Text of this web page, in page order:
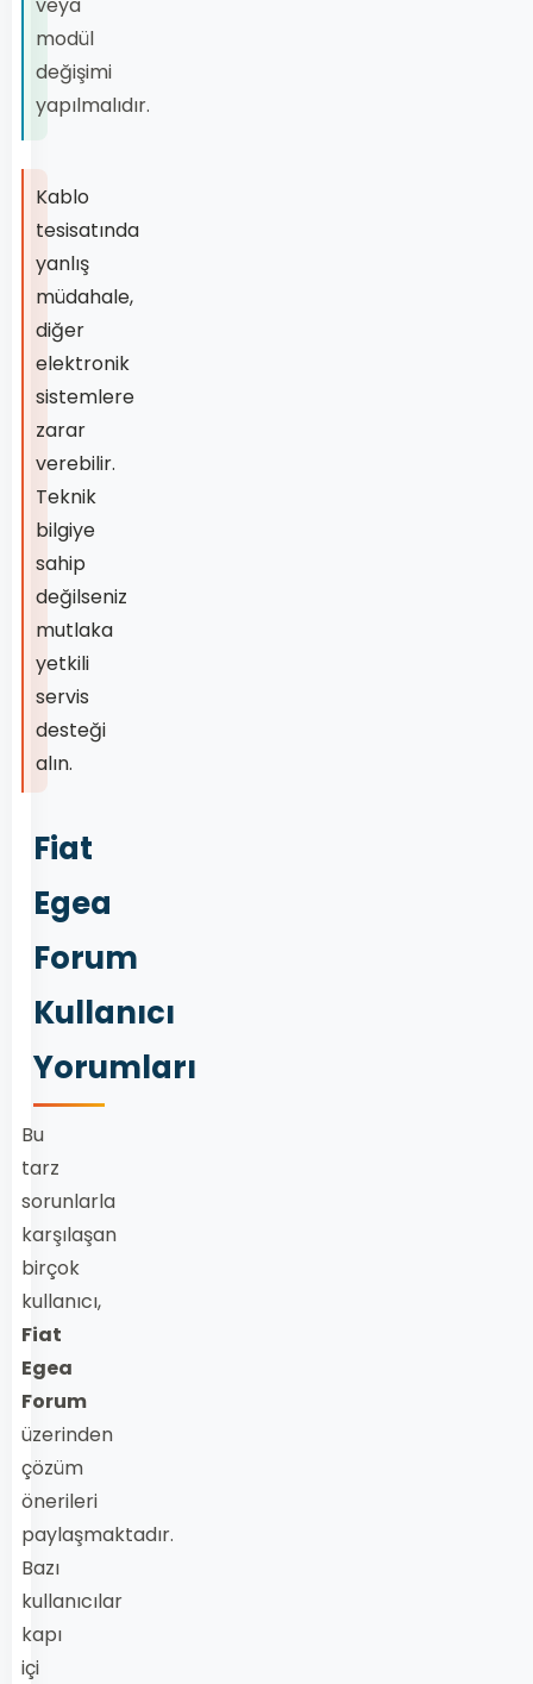
veya
modül
değişimi
yapılmalıdır.
Kablo
tesisatında
yanlış
müdahale,
diğer
elektronik
sistemlere
zarar
verebilir.
Teknik
bilgiye
sahip
değilseniz
mutlaka
yetkili
servis
desteği
alın.
Fiat
Egea
Forum
Kullanıcı
Yorumları
Bu
tarz
sorunlarla
karşılaşan
birçok
kullanıcı,
Fiat
Egea
Forum
üzerinden
çözüm
önerileri
paylaşmaktadır.
Bazı
kullanıcılar
kapı
içi